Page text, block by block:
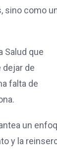
sino como
Salud que
dejar de
falta de
un
y la